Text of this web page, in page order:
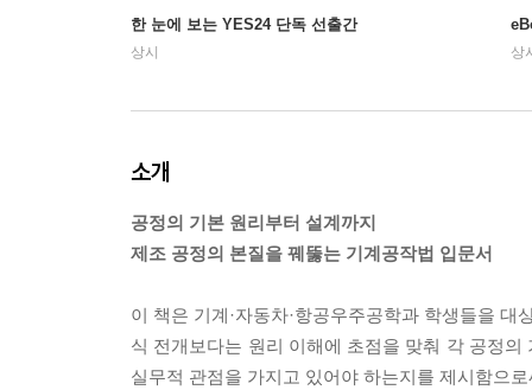
한 눈에 보는 YES24 단독 선출간
상시 상
소개
공정의 기본 원리부터 설계까지
제조 공정의 본질을 꿰뚫는 기계공작법 입문서
이 책은 기계·자동차·항공우주공학과 학생들을
식 전개보다는 원리 이해에 초점을 맞춰 각 공정
실무적 관점을 가지고 있어야 하는지를 제시함으